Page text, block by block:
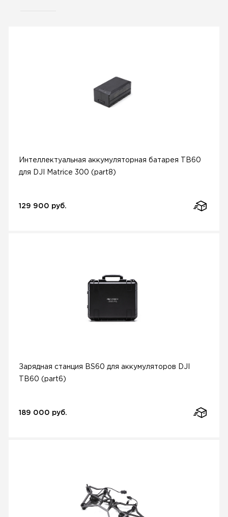
Интеллектуальная аккумуляторная батарея TB60
для DJI Matrice 300 (part8)
129 900 руб.
Зарядная станция BS60 для аккумуляторов DJI
TB60 (part6)
189 000 руб.